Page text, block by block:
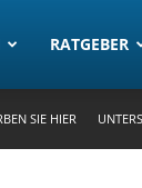
RATGEBER
SIE HIER